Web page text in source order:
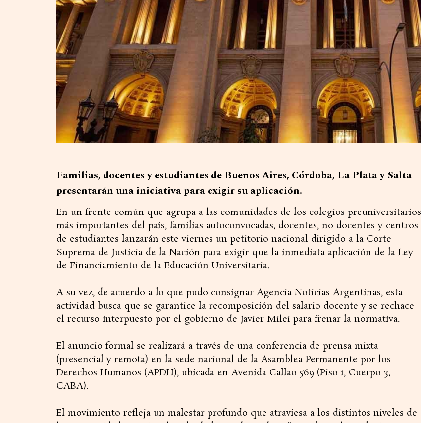
Familias, docentes y estudiantes de Buenos Aires, Córdoba, La Plata y Salta
presentarán una iniciativa para exigir su aplicación.
En un frente común que agrupa a las comunidades de los colegios preuniversitarios
más importantes del país, familias autoconvocadas, docentes, no docentes y centros
de estudiantes lanzarán este viernes un petitorio nacional dirigido a la Corte
Suprema de Justicia de la Nación para exigir que la inmediata aplicación de la Ley
de Financiamiento de la Educación Universitaria.
A su vez, de acuerdo a lo que pudo consignar Agencia Noticias Argentinas, esta
actividad busca que se garantice la recomposición del salario docente y se rechace
el recurso interpuesto por el gobierno de Javier Milei para frenar la normativa.
El anuncio formal se realizará a través de una conferencia de prensa mixta
(presencial y remota) en la sede nacional de la Asamblea Permanente por los
Derechos Humanos (APDH), ubicada en Avenida Callao 569 (Piso 1, Cuerpo 3,
CABA).
El movimiento refleja un malestar profundo que atraviesa a los distintos niveles de